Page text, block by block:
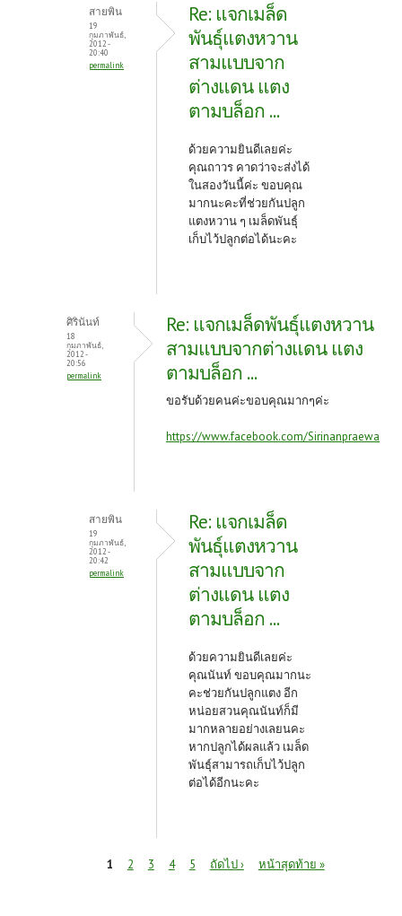
สายพิน
19
กุมภาพันธ์,
2012 -
20:40
permalink
Re: แจกเมล็ด
พันธุ์แตงหวาน
สามแบบจาก
ต่างแดน แตง
ตามบล็อก ...
ด้วยความยินดีเลยค่ะ
คุณถาวร คาดว่าจะส่งได้
ในสองวันนี้ค่ะ ขอบคุณ
มากนะคะที่ช่วยกันปลูก
แตงหวาน ๆ เมล็ดพันธุ์
เก็บไว้ปลูกต่อได้นะคะ
ศิรินันท์
18
กุมภาพันธ์,
2012 -
20:56
permalink
Re: แจกเมล็ดพันธุ์แตงหวาน
สามแบบจากต่างแดน แตง
ตามบล็อก ...
ขอรับด้วยคนค่ะขอบคุณมากๆค่ะ
https://www.facebook.com/Sirinanpraewa
สายพิน
19
กุมภาพันธ์,
2012 -
20:42
permalink
Re: แจกเมล็ด
พันธุ์แตงหวาน
สามแบบจาก
ต่างแดน แตง
ตามบล็อก ...
ด้วยความยินดีเลยค่ะ
คุณนันท์ ขอบคุณมากนะ
คะช่วยกันปลูกแตง อีก
หน่อยสวนคุณนันท์ก็มี
มากหลายอย่างเลยนคะ
หากปลูกได้ผลแล้ว เมล็ด
พันธุ์สามารถเก็บไว้ปลูก
ต่อได้อีกนะคะ
1 2 3 4 5 ถัดไป › หน้าสุดท้าย »